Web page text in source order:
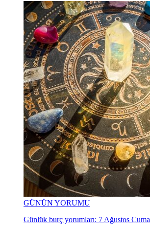
GÜNÜN YORUMU
Günlük burç yorumları: 7 Ağustos Cuma